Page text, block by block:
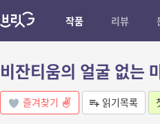
작품 리뷰
비잔티움의 얼굴 없는
즐겨찾기 읽기목록